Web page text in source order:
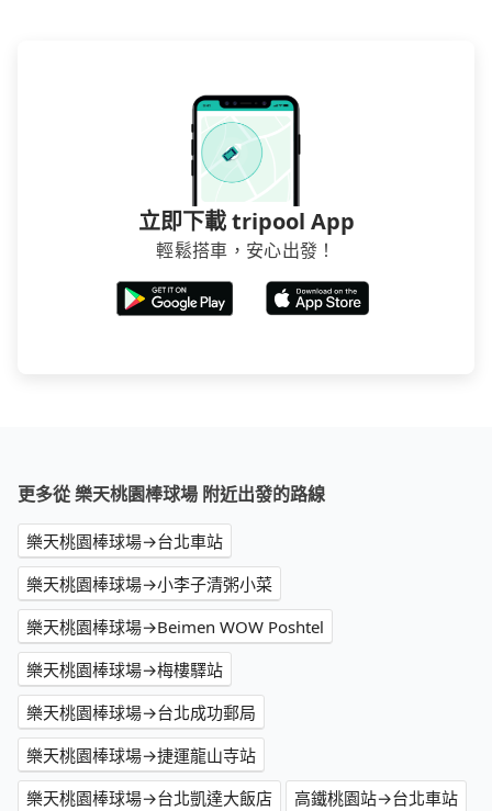
立即下載 tripool App
輕鬆搭車，安心出發！
更多從 樂天桃園棒球場 附近出發的路線
樂天桃園棒球場→台北車站
樂天桃園棒球場→小李子清粥小菜
樂天桃園棒球場→Beimen WOW Poshtel
樂天桃園棒球場→梅樓驛站
樂天桃園棒球場→台北成功郵局
樂天桃園棒球場→捷運龍山寺站
樂天桃園棒球場→台北凱達大飯店
高鐵桃園站→台北車站